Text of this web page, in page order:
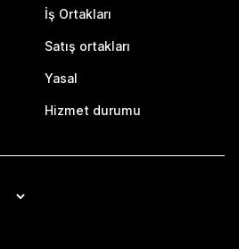
İş Ortakları
Satış ortakları
Yasal
Hizmet durumu